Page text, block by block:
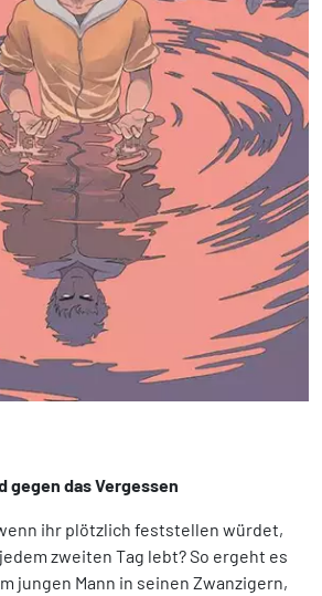
gegen das Vergessen
ihr plötzlich feststellen würdet,
zweiten Tag lebt? So ergeht es
jungen Mann in seinen Zwanzigern,